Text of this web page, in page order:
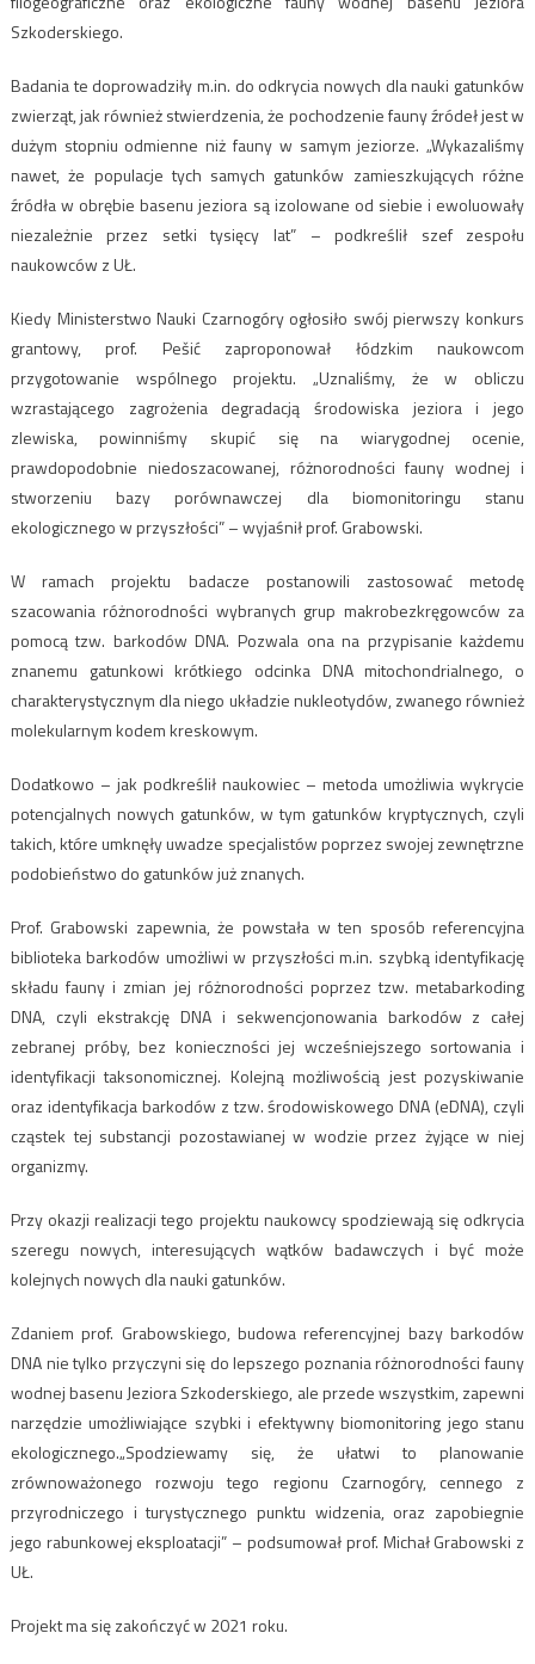
Szkoderskiego.
Badania te doprowadziły m.in. do odkrycia nowych dla nauki gatunków
zwierząt, jak również stwierdzenia, że pochodzenie fauny źródeł jest w
dużym stopniu odmienne niż fauny w samym jeziorze. „Wykazaliśmy
nawet, że populacje tych samych gatunków zamieszkujących różne
źródła w obrębie basenu jeziora są izolowane od siebie i ewoluowały
niezależnie przez setki tysięcy lat” – podkreślił szef zespołu
naukowców z UŁ.
Kiedy Ministerstwo Nauki Czarnogóry ogłosiło swój pierwszy konkurs
grantowy, prof. Pešić zaproponował łódzkim naukowcom
przygotowanie wspólnego projektu. „Uznaliśmy, że w obliczu
wzrastającego zagrożenia degradacją środowiska jeziora i jego
zlewiska, powinniśmy skupić się na wiarygodnej ocenie,
prawdopodobnie niedoszacowanej, różnorodności fauny wodnej i
stworzeniu bazy porównawczej dla biomonitoringu stanu
ekologicznego w przyszłości” – wyjaśnił prof. Grabowski.
W ramach projektu badacze postanowili zastosować metodę
szacowania różnorodności wybranych grup makrobezkręgowców za
pomocą tzw. barkodów DNA. Pozwala ona na przypisanie każdemu
znanemu gatunkowi krótkiego odcinka DNA mitochondrialnego, o
charakterystycznym dla niego układzie nukleotydów, zwanego również
molekularnym kodem kreskowym.
Dodatkowo – jak podkreślił naukowiec – metoda umożliwia wykrycie
potencjalnych nowych gatunków, w tym gatunków kryptycznych, czyli
takich, które umknęły uwadze specjalistów poprzez swojej zewnętrzne
podobieństwo do gatunków już znanych.
Prof. Grabowski zapewnia, że powstała w ten sposób referencyjna
biblioteka barkodów umożliwi w przyszłości m.in. szybką identyfikację
składu fauny i zmian jej różnorodności poprzez tzw. metabarkoding
DNA, czyli ekstrakcję DNA i sekwencjonowania barkodów z całej
zebranej próby, bez konieczności jej wcześniejszego sortowania i
identyfikacji taksonomicznej. Kolejną możliwością jest pozyskiwanie
oraz identyfikacja barkodów z tzw. środowiskowego DNA (eDNA), czyli
cząstek tej substancji pozostawianej w wodzie przez żyjące w niej
organizmy.
Przy okazji realizacji tego projektu naukowcy spodziewają się odkrycia
szeregu nowych, interesujących wątków badawczych i być może
kolejnych nowych dla nauki gatunków.
Zdaniem prof. Grabowskiego, budowa referencyjnej bazy barkodów
DNA nie tylko przyczyni się do lepszego poznania różnorodności fauny
wodnej basenu Jeziora Szkoderskiego, ale przede wszystkim, zapewni
narzędzie umożliwiające szybki i efektywny biomonitoring jego stanu
ekologicznego.„Spodziewamy się, że ułatwi to planowanie
zrównoważonego rozwoju tego regionu Czarnogóry, cennego z
przyrodniczego i turystycznego punktu widzenia, oraz zapobiegnie
jego rabunkowej eksploatacji” – podsumował prof. Michał Grabowski z
UŁ.
Projekt ma się zakończyć w 2021 roku.